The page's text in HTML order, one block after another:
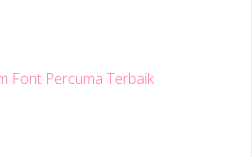
Font Percuma Terbaik